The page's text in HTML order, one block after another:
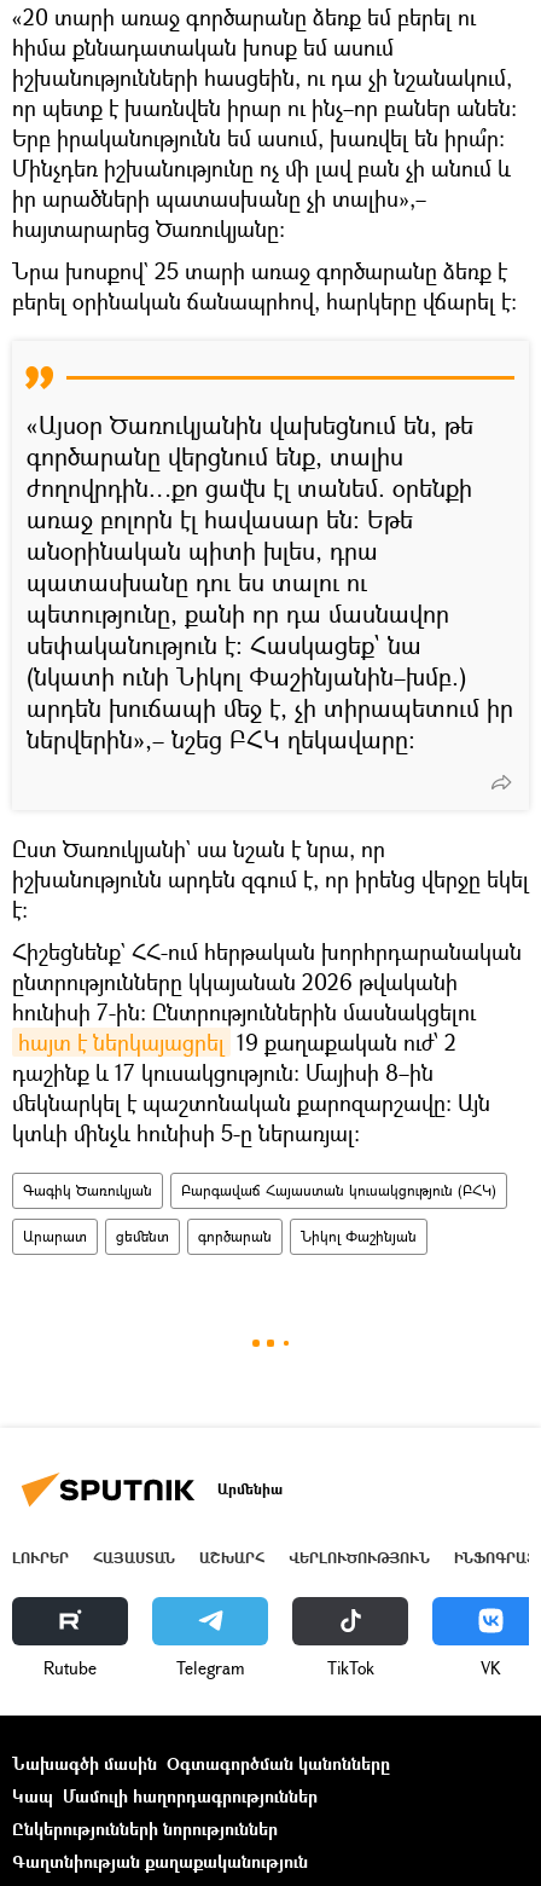
«20 տարի առաջ գործարանը ձեռք եմ բերել ու
հիմա քննադատական խոսք եմ ասում
իշխանությունների հասցեին, ու դա չի նշանակում,
որ պետք է խառնվեն իրար ու ինչ–որ բաներ անեն։
Երբ իրականությունն եմ ասում, խառվել են իրա՞ր։
Մինչդեռ իշխանությունը ոչ մի լավ բան չի անում և
իր արածների պատասխանը չի տալիս»,–
հայտարարեց Ծառուկյանը։
Նրա խոսքով` 25 տարի առաջ գործարանը ձեռք է
բերել օրինական ճանապրհով, հարկերը վճարել է։
«Այսօր Ծառուկյանին վախեցնում են, թե
գործարանը վերցնում ենք, տալիս
ժողովրդին…քո ցավն էլ տանեմ. օրենքի
առաջ բոլորն էլ հավասար են։ Եթե
անօրինական պիտի խլես, դրա
պատասխանը դու ես տալու ու
պետությունը, քանի որ դա մասնավոր
սեփականություն է։ Հասկացեք` նա
(նկատի ունի Նիկոլ Փաշինյանին–խմբ.)
արդեն խուճապի մեջ է, չի տիրապետում իր
ներվերին»,– նշեց ԲՀԿ ղեկավարը։
Ըստ Ծառուկյանի` սա նշան է նրա, որ
իշխանությունն արդեն զգում է, որ իրենց վերջը եկել
է:
Հիշեցնենք` ՀՀ-ում հերթական խորհրդարանական
ընտրությունները կկայանան 2026 թվականի
հունիսի 7-ին։ Ընտրություններին մասնակցելու
հայտ է ներկայացրել 19 քաղաքական ուժ՝ 2
դաշինք և 17 կուսակցություն։ Մայիսի 8–ին
մեկնարկել է պաշտոնական քարոզարշավը։ Այն
կտևի մինչև հունիսի 5-ը ներառյալ։
Գագիկ Ծառուկյան Բարգավաճ Հայաստան կուսակցություն (ԲՀԿ)
Արարատ ցեմենտ գործարան Նիկոլ Փաշինյան
Արմենիա
ԼՈՒՐԵՐ ՀԱՅԱՍՏԱՆ ԱՇԽԱՐՀ ՎԵՐԼՈՒԾՈՒԹՅՈՒՆ
Rutube Telegram ТikТоk VK
Նախագծի մասին Օգտագործման կանոնները
Կապ Մամուլի հաղորդագրություններ
Ընկերությունների նորություններ
Գաղտնիության քաղաքականություն